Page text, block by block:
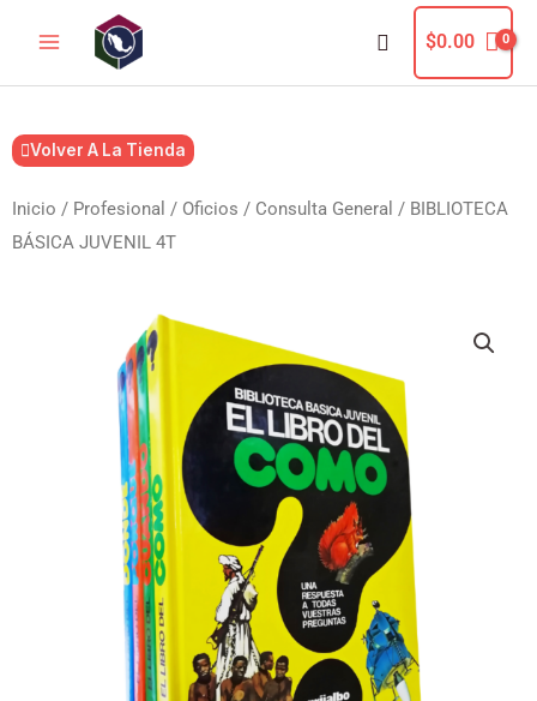
contenido
Buscar
$0.00
Volver A La Tienda
Inicio / Profesional / Oficios / Consulta General / BIBLIOTECA
BÁSICA JUVENIL 4T